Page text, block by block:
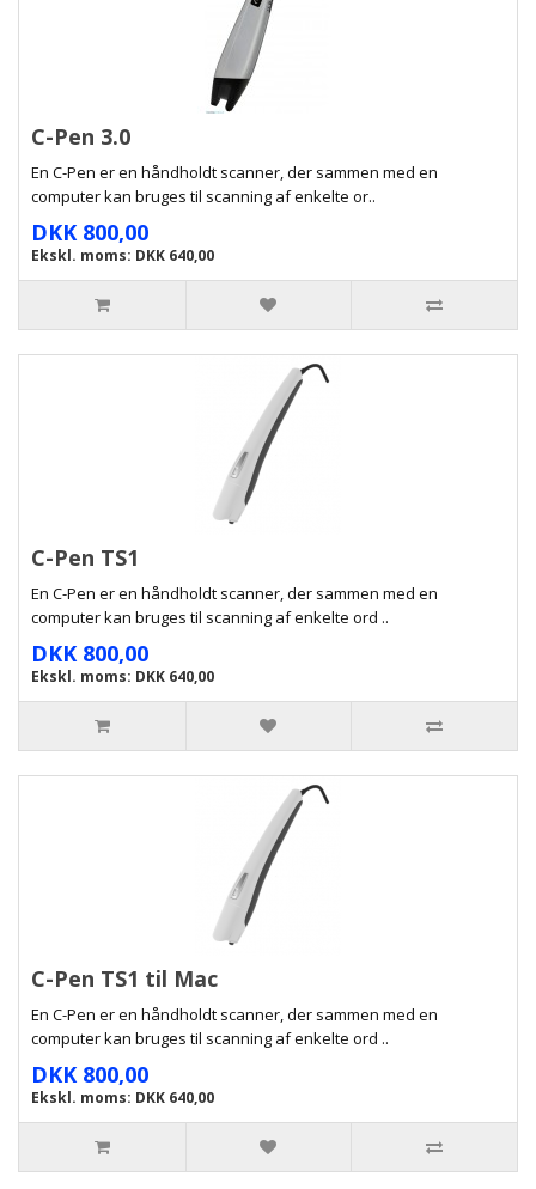
C-Pen 3.0
En C-Pen er en håndholdt scanner, der sammen med en
computer kan bruges til scanning af enkelte or..
DKK 800,00
Ekskl. moms: DKK 640,00
C-Pen TS1
En C-Pen er en håndholdt scanner, der sammen med en
computer kan bruges til scanning af enkelte ord ..
DKK 800,00
Ekskl. moms: DKK 640,00
C-Pen TS1 til Mac
En C-Pen er en håndholdt scanner, der sammen med en
computer kan bruges til scanning af enkelte ord ..
DKK 800,00
Ekskl. moms: DKK 640,00